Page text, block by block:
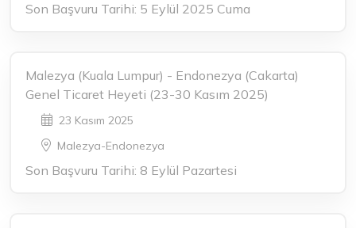
Son Başvuru Tarihi: 5 Eylül 2025 Cuma
Malezya (Kuala Lumpur) - Endonezya (Cakarta)
Genel Ticaret Heyeti (23-30 Kasım 2025)
23 Kasım 2025
Malezya-Endonezya
Son Başvuru Tarihi: 8 Eylül Pazartesi